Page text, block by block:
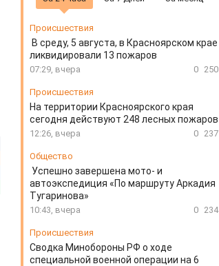
Происшествия
В среду, 5 августа, в Красноярском крае
ликвидировали 13 пожаров
07:29, вчера 0 250
Происшествия
На территории Красноярского края
сегодня действуют 248 лесных пожаров
12:26, вчера 0 237
Общество
Успешно завершена мото- и
автоэкспедиция «По маршруту Аркадия
Тугаринова»
10:43, вчера 0 234
Происшествия
Сводка Минобороны РФ о ходе
специальной военной операции на 6